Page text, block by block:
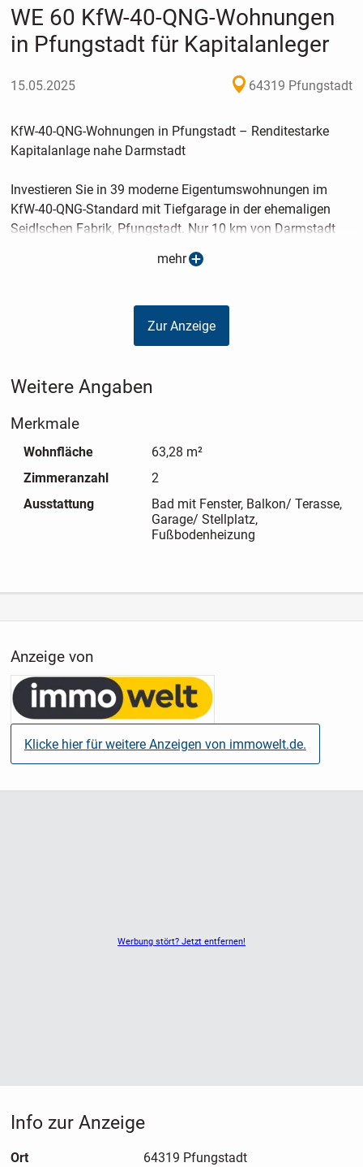
WE 60 KfW-40-QNG-Wohnungen
in Pfungstadt für Kapitalanleger
15.05.2025 64319 Pfungstadt
KfW-40-QNG-Wohnungen in Pfungstadt – Renditestarke
Kapitalanlage nahe Darmstadt
Investieren Sie in 39 moderne Eigentumswohnungen im
KfW-40-QNG-Standard mit Tiefgarage in der ehemaligen
Seidlschen Fabrik, Pfungstadt. Nur 10 km von Darmstadt
entfernt, bietet dieses Neubauprojekt attraktive
Steuervorteile, hohe Energieeffizienz und starke
mehr
Zur Anzeige
Weitere Angaben
Merkmale
Wohnfläche
63,28 m²
Zimmeranzahl
2
Ausstattung
Bad mit Fenster, Balkon/ Terasse,
Garage/ Stellplatz,
Fußbodenheizung
Werbung stört? Jetzt entfernen!
Anzeige von
Klicke hier für weitere Anzeigen von immowelt.de.
Info zur Anzeige
Ort
64319 Pfungstadt